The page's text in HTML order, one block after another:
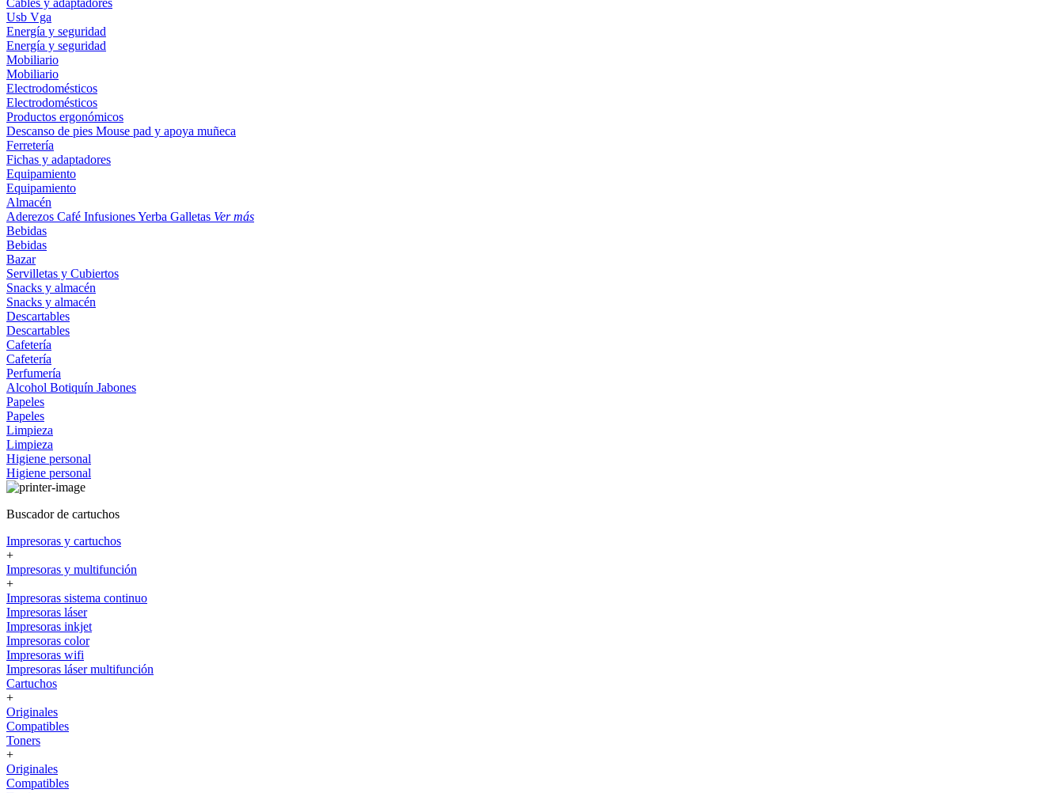
Cables y adaptadores
Usb Vga
Energía y seguridad
Energía y seguridad
Mobiliario
Mobiliario
Electrodomésticos
Electrodomésticos
Productos ergonómicos
Descanso de pies Mouse pad y apoya muñeca
Ferretería
Fichas y adaptadores
Equipamiento
Equipamiento
Almacén
Aderezos Café InfusionesYerba Galletas Ver más
Bebidas
Bebidas
Bazar
Servilletas y Cubiertos
Snacks y almacén
Snacks y almacén
Descartables
Descartables
Cafetería
Cafetería
Perfumería
Alcohol Botiquín Jabones
Papeles
Papeles
Limpieza
Limpieza
Higiene personal
Higiene personal
Buscador de cartuchos
Impresoras y cartuchos
+
Impresoras y multifunción
+
Impresoras sistema continuo
Impresoras láser
Impresoras inkjet
Impresoras color
Impresoras wifi
Impresoras láser multifunción
Cartuchos
+
Originales
Compatibles
Toners
+
Originales
Compatibles